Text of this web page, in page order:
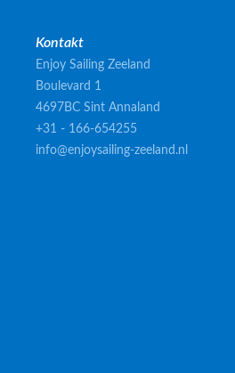
Kontakt
Enjoy Sailing Zeeland
Boulevard 1
4697BC Sint Annaland
+31 - 166-654255
info@enjoysailing-zeeland.nl